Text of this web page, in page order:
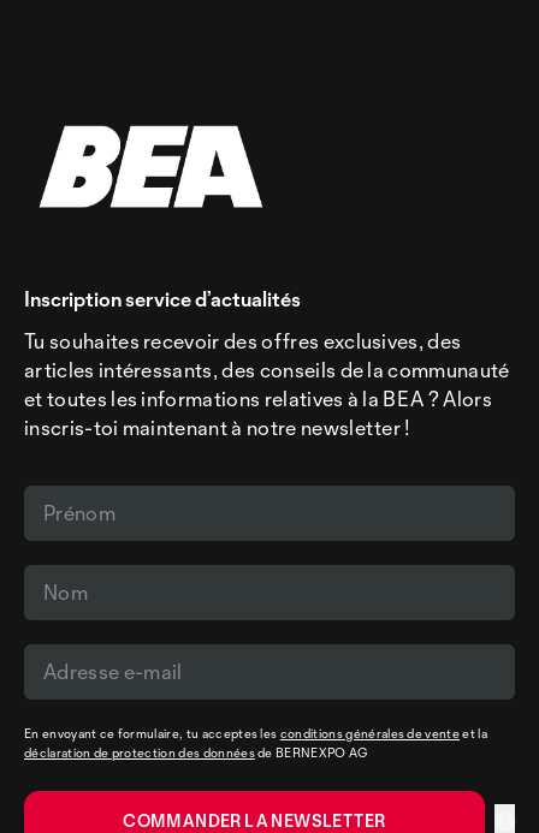
Inscription service d’actualités
Tu souhaites recevoir des offres exclusives, des
articles intéressants, des conseils de la communauté
et toutes les informations relatives à la BEA ? Alors
inscris-toi maintenant à notre newsletter !
En envoyant ce formulaire, tu acceptes les conditions générales de venteet la
déclaration de protection des donnéesde BERNEXPO AG